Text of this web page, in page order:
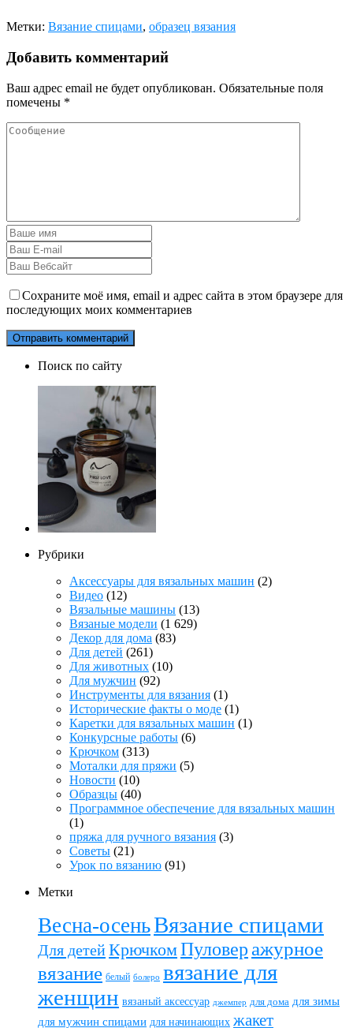
Метки: Вязание спицами, образец вязания
Добавить комментарий
Ваш адрес email не будет опубликован. Обязательные поля
помечены *
Сохраните моё имя, email и адрес сайта в этом браузере для
последующих моих комментариев
Поиск по сайту
Рубрики
Аксессуары для вязальных машин (2)
Видео (12)
Вязальные машины (13)
Вязаные модели (1 629)
Декор для дома (83)
Для детей (261)
Для животных (10)
Для мужчин (92)
Инструменты для вязания (1)
Исторические факты о моде (1)
Каретки для вязальных машин (1)
Конкурсные работы (6)
Крючком (313)
Моталки для пряжи (5)
Новости (10)
Образцы (40)
Программное обеспечение для вязальных машин
(1)
пряжа для ручного вязания (3)
Советы (21)
Урок по вязанию (91)
Метки
Весна-осеньВязание спицами
Для детейКрючкомПуловер ажурное
вязание белый болеро вязание для
женщин вязаный аксессуар джемпер для дома для зимы
для мужчин спицами для начинающих жакет